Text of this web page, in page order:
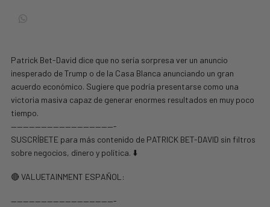
Patrick Bet-David dice que no sería sorpresa ver un anuncio
inesperado de Trump o de la Casa Blanca anunciando un gran
acuerdo económico. Sugiere que podría presentarse como una
victoria masiva capaz de generar enormes resultados en muy poco
tiempo.
—————————————————-
SUSCRÍBETE para más contenido de PATRICK BET-DAVID sin filtros
sobre negocios, dinero y política. ⬇️
🔴 VALUETAINMENT ESPAÑOL:
—————————————————-